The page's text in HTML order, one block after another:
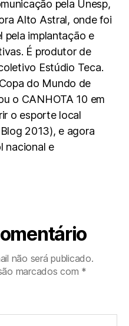
pela Unesp,
Alto Astral, onde foi
pela implantação e
É produtor de
Estúdio Teca.
do Mundo de
o CANHOTA 10 em
o esporte local
2013), e agora
nacional e
não será publicado.
marcados com *